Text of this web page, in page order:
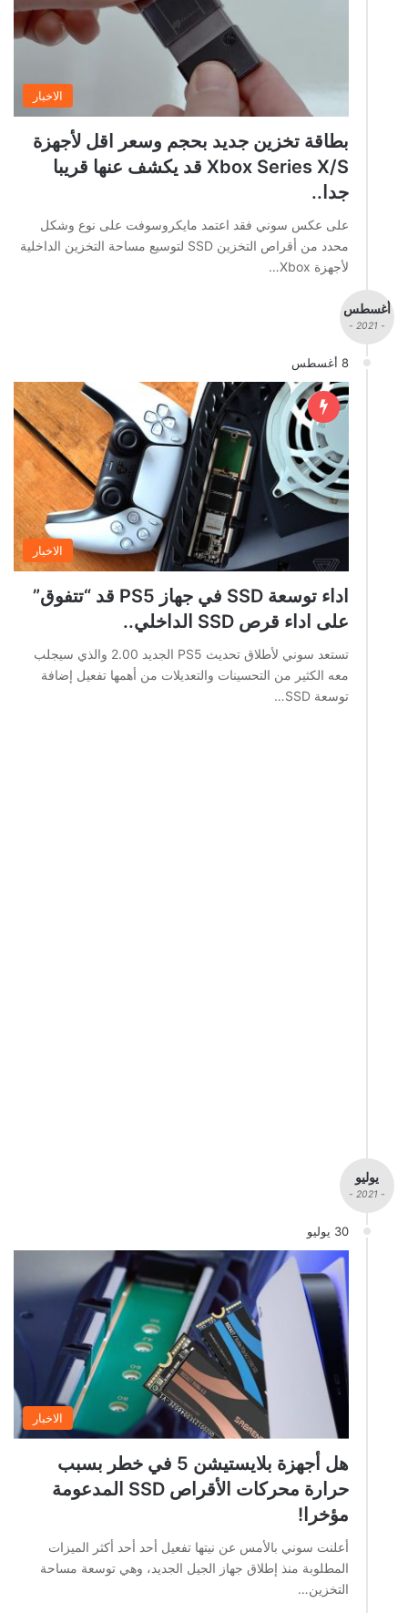
الاخبار
بطاقة تخزين جديد بحجم وسعر اقل لأجهزة
Xbox Series X/S قد يكشف عنها قريبا
جدا..
على عكس سوني فقد اعتمد مايكروسوفت على نوع وشكل
محدد من أقراص التخزين SSD لتوسيع مساحة التخزين الداخلية
لأجهزة Xbox…
أغسطس
- 2021 -
8 أغسطس
الاخبار
اداء توسعة SSD في جهاز PS5 قد “تتفوق”
على اداء قرص SSD الداخلي..
تستعد سوني لأطلاق تحديث PS5 الجديد 2.00 والذي سيجلب
معه الكثير من التحسينات والتعديلات من أهمها تفعيل إضافة
توسعة SSD…
يوليو
- 2021 -
30 يوليو
الاخبار
هل أجهزة بلايستيشن 5 في خطر بسبب
حرارة محركات الأقراص SSD المدعومة
مؤخرا!
أعلنت سوني بالأمس عن نيتها تفعيل أحد أحد أكثر الميزات
المطلوبة منذ إطلاق جهاز الجيل الجديد، وهي توسعة مساحة
التخزين…